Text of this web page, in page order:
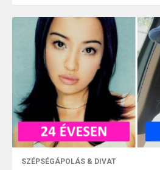
SZÉPSÉGÁPOLÁS & DIVAT